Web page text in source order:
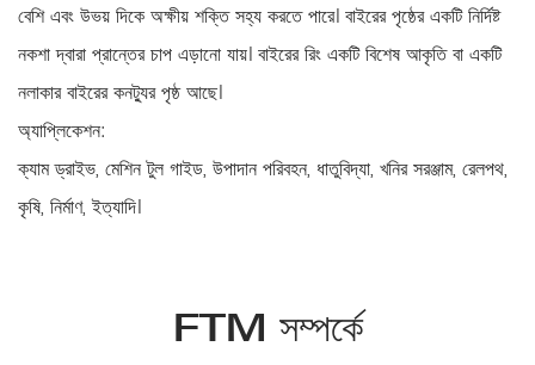
বেশি এবং উভয় দিকে অক্ষীয় শক্তি সহ্য করতে পারে। বাইরের পৃষ্ঠের একটি নির্দিষ্ট
নকশা দ্বারা প্রান্তের চাপ এড়ানো যায়। বাইরের রিং একটি বিশেষ আকৃতি বা একটি
নলাকার বাইরের কনট্যুর পৃষ্ঠ আছে।
অ্যাপ্লিকেশন:
ক্যাম ড্রাইভ, মেশিন টুল গাইড, উপাদান পরিবহন, ধাতুবিদ্যা, খনির সরঞ্জাম, রেলপথ,
কৃষি, নির্মাণ, ইত্যাদি।
FTM সম্পর্কে